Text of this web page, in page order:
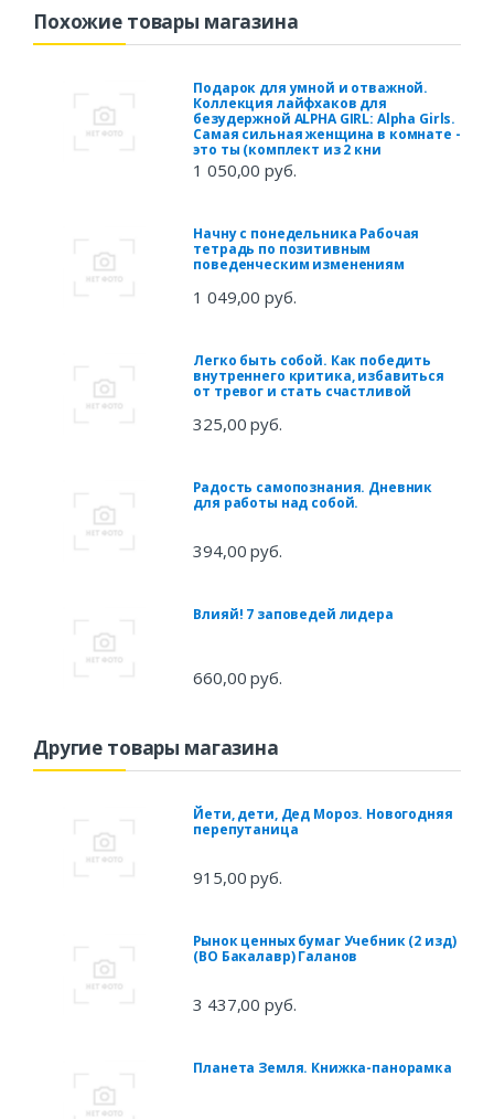
Похожие товары магазина
Подарок для умной и отважной.
Коллекция лайфхаков для
безудержной ALPHA GIRL: Alpha Girls.
Самая сильная женщина в комнате -
это ты (комплект из 2 кни
1 050,00 руб.
Начну с понедельника Рабочая
тетрадь по позитивным
поведенческим изменениям
1 049,00 руб.
Легко быть собой. Как победить
внутреннего критика, избавиться
от тревог и стать счастливой
325,00 руб.
Радость самопознания. Дневник
для работы над собой.
394,00 руб.
Влияй! 7 заповедей лидера
660,00 руб.
Другие товары магазина
Йети, дети, Дед Мороз. Новогодняя
перепутаница
915,00 руб.
Рынок ценных бумаг Учебник (2 изд)
(ВО Бакалавр) Галанов
3 437,00 руб.
Планета Земля. Книжка-панорамка